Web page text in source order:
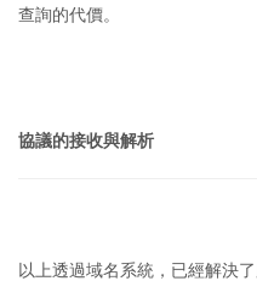
查詢的代價。
協議的接收與解析
以上透過域名系統，已經解決